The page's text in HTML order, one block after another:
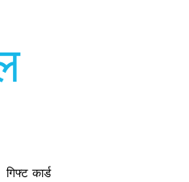
गिफ्ट कार्ड